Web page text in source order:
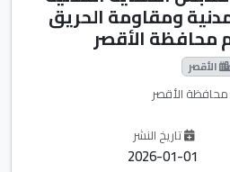
ومقاومة الحريق
محافظة الأقصر
الأقصر
الأقصر
تاريخ النشر
2026-01-01